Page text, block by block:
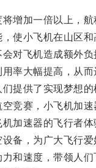
加一倍以上，航
小飞机在山区和
对飞机造成额外负
大幅提高，从而
提供了实现梦想的
赛，小飞机加速
速器的飞行者体
，为广大飞行爱
速度，带领人们